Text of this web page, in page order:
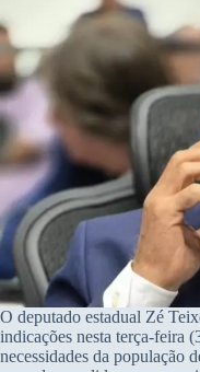
O deputado estadual Zé
indicações nesta terça-feira
necessidades da população